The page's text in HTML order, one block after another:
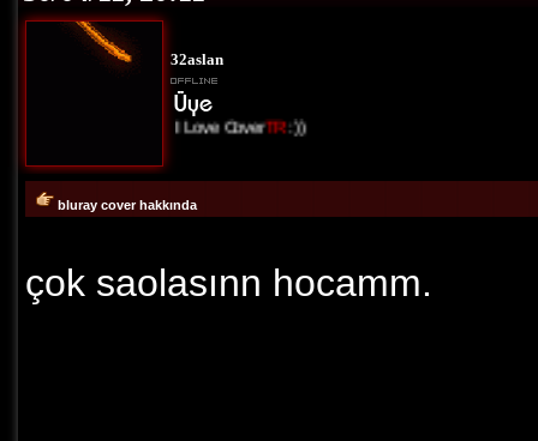
32aslan
I Love CoverTR:))
bluray cover hakkında
çok saolasınn hocamm.